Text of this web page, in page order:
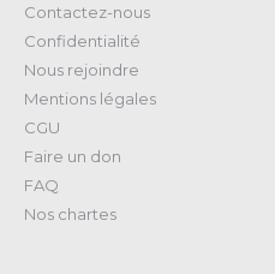
Contactez-nous
Confidentialité
Nous rejoindre
Mentions légales
CGU
Faire un don
FAQ
Nos chartes